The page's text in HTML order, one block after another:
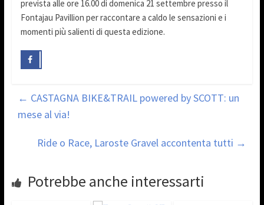
prevista alle ore 16.00 di domenica 21 settembre presso il
Fontajau Pavillion per raccontare a caldo le sensazioni e i
momenti più salienti di questa edizione.
← CASTAGNA BIKE&TRAIL powered by SCOTT: un
mese al via!
Ride o Race, Laroste Gravel accontenta tutti →
Potrebbe anche interessarti